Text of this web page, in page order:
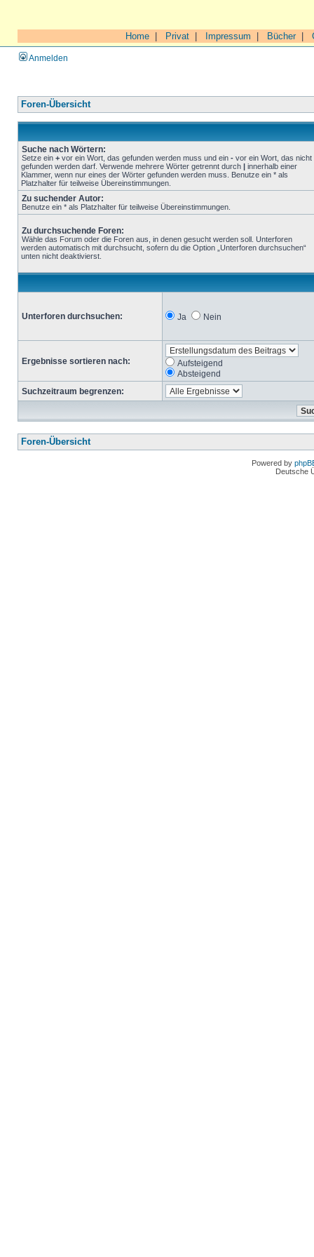
Home Privat Impressum Bücher|
Anmelden
Foren-Übersicht
Suche nach Wörtern:
Setze ein + vor ein Wort, das gefunden werden muss und ein - vor ein Wort, das nicht
gefunden werden darf. Verwende mehrere Wörter getrennt durch | innerhalb einer
Klammer, wenn nur eines der Wörter gefunden werden muss. Benutze ein * als
Platzhalter für teilweise Übereinstimmungen.
Zu suchender Autor:
Benutze ein * als Platzhalter für teilweise Übereinstimmungen.
Zu durchsuchende Foren:
Wähle das Forum oder die Foren aus, in denen gesucht werden soll. Unterforen
werden automatisch mit durchsucht, sofern du die Option „Unterforen durchsuchen“
unten nicht deaktivierst.
Unterforen durchsuchen: Ja Nein
Ergebnisse sortieren nach:
Aufsteigend
Absteigend
Suchzeitraum begrenzen:
Foren-Übersicht
Powered by
Deutsche